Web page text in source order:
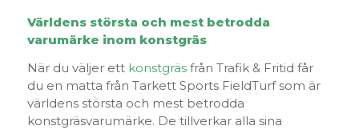
Världens största och mest betrodda
varumärke inom konstgräs
När du väljer ett konstgräsfrån Trafik & Fritid får
du en matta från Tarkett Sports FieldTurf som är
världens största och mest betrodda
konstgräsvarumärke. De tillverkar alla sina